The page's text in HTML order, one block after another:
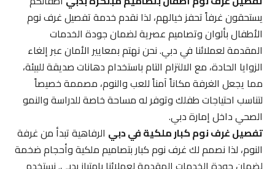
يستحقون غرفاً تحفز خيالهم، لذا نقدم خدمة تفصيل غرف نوم
الأطفال بألوان وتصاميم عصرية لضمان جودة الخدمات
المقدمة لعملائنا في دبي. نحن نهتم بمعايير الأمان عبر إلغاء
الزوايا الحادة، مع الالتزام التام باستخدام دهانات صديقة للبيئة،
مما يجعل الغرفة مكاناً آمناً للعب والنوم، مصممة خصيصاً
لتناسب احتياجات طفلك وتوفر له مساحة خاصة للدراسة والنمو
الصحي داخل إمارة دبي.
تفصيل غرف نوم كبار ملكية في دبيالرفاهية تبدأ من غرفة
النوم، لذا نصمم لك غرف نوم كبار بتصاميم ملكية وأحجام ضخمة